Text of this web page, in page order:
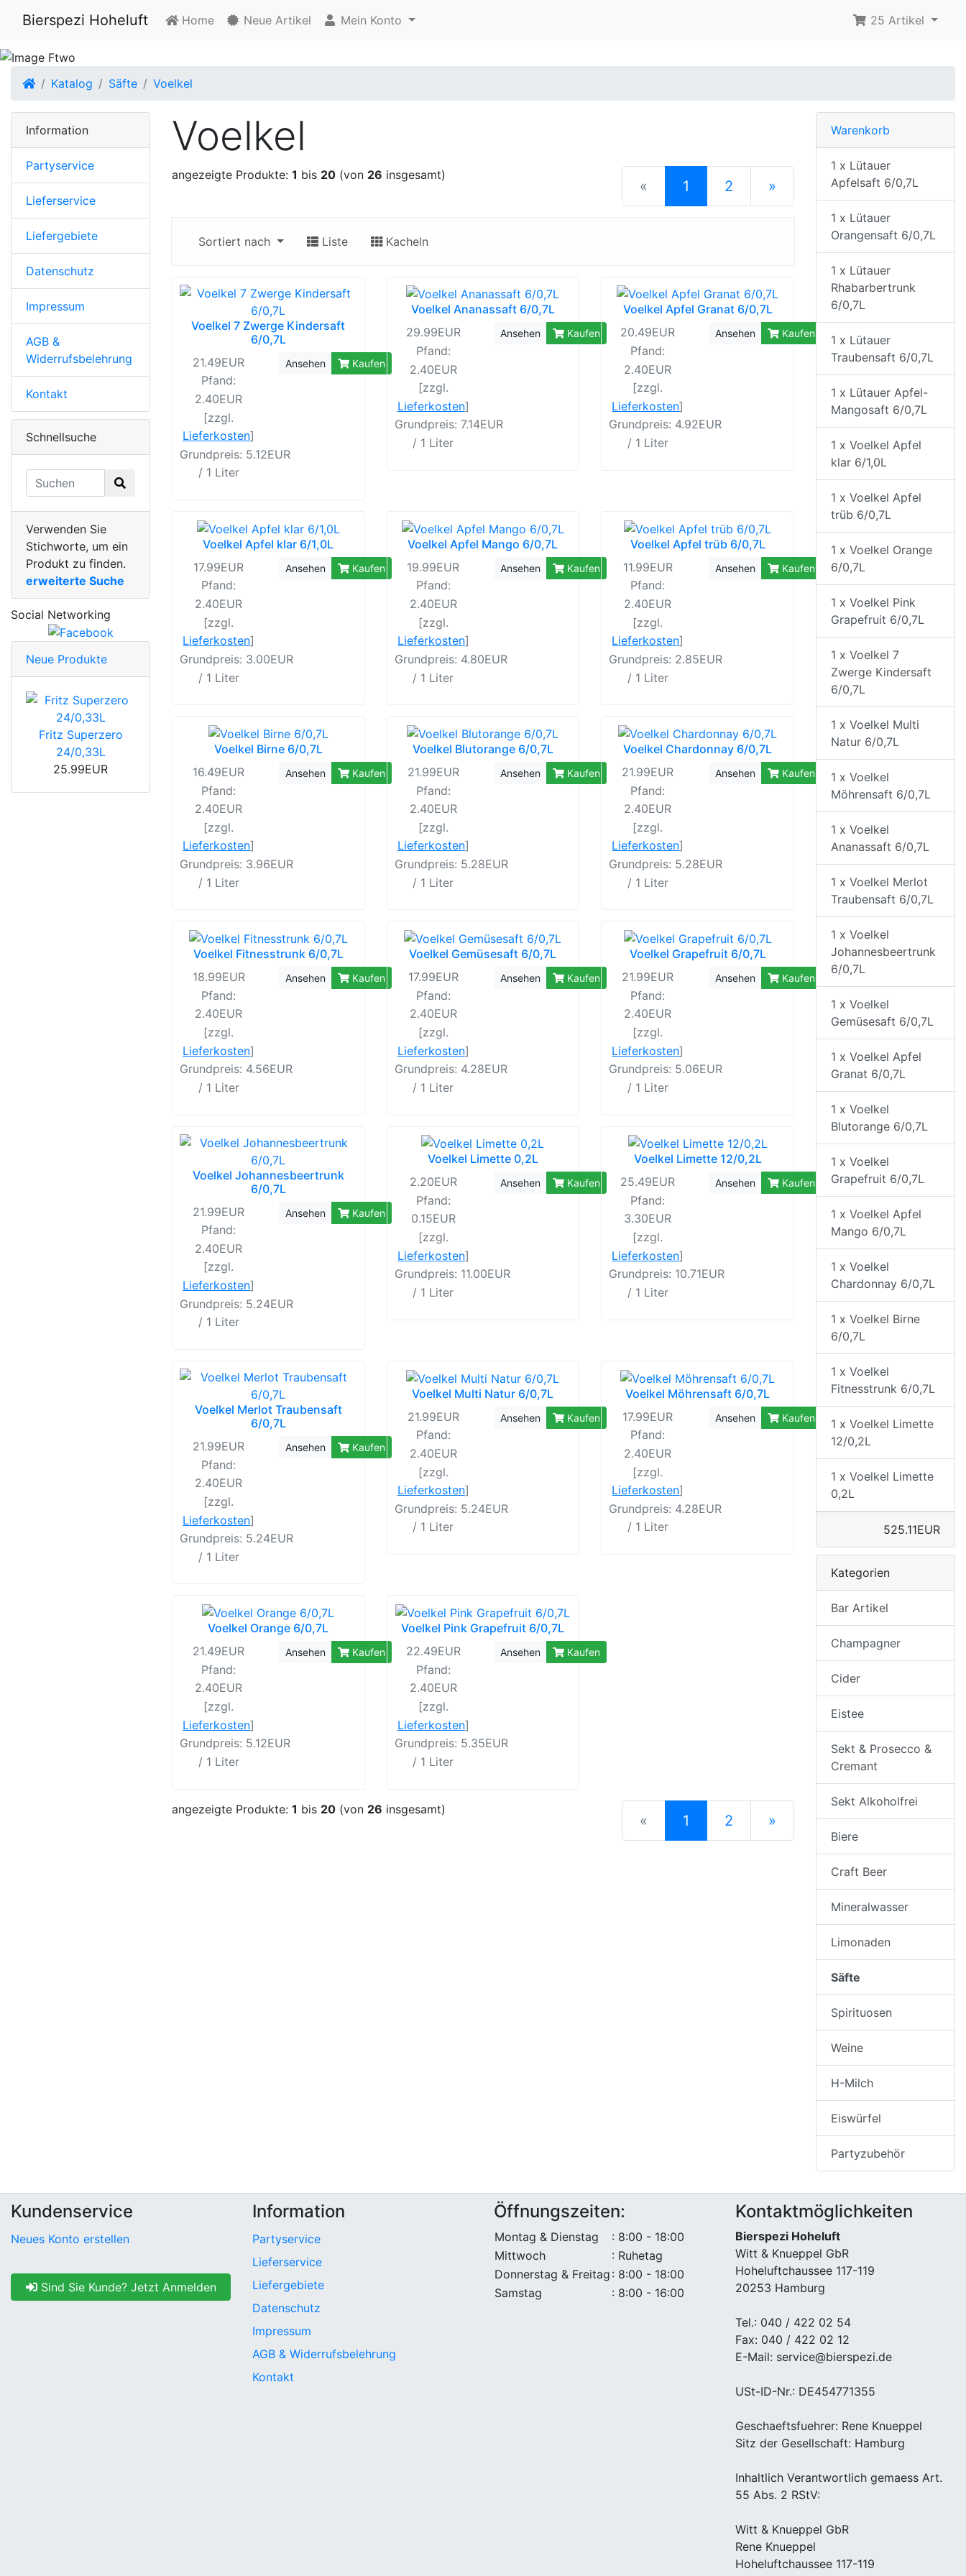
Bierspezi Hoheluft Home Neue Artikel Mein Konto 25 Artikel
Startseite
Katalog Säfte Voelkel
Voelkel
angezeigte Produkte: 1 bis 20 (von 26 insgesamt)
« 1 (current)
2 »
Sortiert nach
Liste Kacheln
Voelkel 7 Zwerge Kindersaft
6/0,7L
21.49EUR
Pfand:
2.40EUR
[zzgl.
Lieferkosten]
Grundpreis: 5.12EUR
/ 1 Liter
Ansehen Kaufen
Voelkel Ananassaft 6/0,7L
29.99EUR
Pfand:
2.40EUR
[zzgl.
Lieferkosten]
Grundpreis: 7.14EUR
/ 1 Liter
Ansehen Kaufen
Voelkel Apfel Granat 6/0,7L
20.49EUR
Pfand:
2.40EUR
[zzgl.
Lieferkosten]
Grundpreis: 4.92EUR
/ 1 Liter
Ansehen Kaufen
Voelkel Apfel klar 6/1,0L
17.99EUR
Pfand:
2.40EUR
[zzgl.
Lieferkosten]
Grundpreis: 3.00EUR
/ 1 Liter
Ansehen Kaufen
Voelkel Apfel Mango 6/0,7L
19.99EUR
Pfand:
2.40EUR
[zzgl.
Lieferkosten]
Grundpreis: 4.80EUR
/ 1 Liter
Ansehen Kaufen
Voelkel Apfel trüb 6/0,7L
11.99EUR
Pfand:
2.40EUR
[zzgl.
Lieferkosten]
Grundpreis: 2.85EUR
/ 1 Liter
Ansehen Kaufen
Voelkel Birne 6/0,7L
16.49EUR
Pfand:
2.40EUR
[zzgl.
Lieferkosten]
Grundpreis: 3.96EUR
/ 1 Liter
Ansehen Kaufen
Voelkel Blutorange 6/0,7L
21.99EUR
Pfand:
2.40EUR
[zzgl.
Lieferkosten]
Grundpreis: 5.28EUR
/ 1 Liter
Ansehen Kaufen
Voelkel Chardonnay 6/0,7L
21.99EUR
Pfand:
2.40EUR
[zzgl.
Lieferkosten]
Grundpreis: 5.28EUR
/ 1 Liter
Ansehen Kaufen
Voelkel Fitnesstrunk 6/0,7L
18.99EUR
Pfand:
2.40EUR
[zzgl.
Lieferkosten]
Grundpreis: 4.56EUR
/ 1 Liter
Ansehen Kaufen
Voelkel Gemüsesaft 6/0,7L
17.99EUR
Pfand:
2.40EUR
[zzgl.
Lieferkosten]
Grundpreis: 4.28EUR
/ 1 Liter
Ansehen Kaufen
Voelkel Grapefruit 6/0,7L
21.99EUR
Pfand:
2.40EUR
[zzgl.
Lieferkosten]
Grundpreis: 5.06EUR
/ 1 Liter
Ansehen Kaufen
Voelkel Johannesbeertrunk
6/0,7L
21.99EUR
Pfand:
2.40EUR
[zzgl.
Lieferkosten]
Grundpreis: 5.24EUR
/ 1 Liter
Ansehen Kaufen
Voelkel Limette 0,2L
2.20EUR
Pfand:
0.15EUR
[zzgl.
Lieferkosten]
Grundpreis: 11.00EUR
/ 1 Liter
Ansehen Kaufen
Voelkel Limette 12/0,2L
25.49EUR
Pfand:
3.30EUR
[zzgl.
Lieferkosten]
Grundpreis: 10.71EUR
/ 1 Liter
Ansehen Kaufen
Voelkel Merlot Traubensaft
6/0,7L
21.99EUR
Pfand:
2.40EUR
[zzgl.
Lieferkosten]
Grundpreis: 5.24EUR
/ 1 Liter
Ansehen Kaufen
Voelkel Multi Natur 6/0,7L
21.99EUR
Pfand:
2.40EUR
[zzgl.
Lieferkosten]
Grundpreis: 5.24EUR
/ 1 Liter
Ansehen Kaufen
Voelkel Möhrensaft 6/0,7L
17.99EUR
Pfand:
2.40EUR
[zzgl.
Lieferkosten]
Grundpreis: 4.28EUR
/ 1 Liter
Ansehen Kaufen
Voelkel Orange 6/0,7L
21.49EUR
Pfand:
2.40EUR
[zzgl.
Lieferkosten]
Grundpreis: 5.12EUR
/ 1 Liter
Ansehen Kaufen
Voelkel Pink Grapefruit 6/0,7L
22.49EUR
Pfand:
2.40EUR
[zzgl.
Lieferkosten]
Grundpreis: 5.35EUR
/ 1 Liter
Ansehen Kaufen
angezeigte Produkte: 1 bis 20 (von 26 insgesamt)
« 1 (current)
2 »
Information
Partyservice
Lieferservice
Liefergebiete
Datenschutz
Impressum
AGB &
Widerrufsbelehrung
Kontakt
Schnellsuche
Verwenden Sie
Stichworte, um ein
Produkt zu finden.
erweiterte Suche
Social Networking
Neue Produkte
Fritz Superzero
24/0,33L
25.99EUR
Warenkorb
1 x Lütauer
Apfelsaft 6/0,7L
1 x Lütauer
Orangensaft 6/0,7L
1 x Lütauer
Rhabarbertrunk
6/0,7L
1 x Lütauer
Traubensaft 6/0,7L
1 x Lütauer Apfel-
Mangosaft 6/0,7L
1 x Voelkel Apfel
klar 6/1,0L
1 x Voelkel Apfel
trüb 6/0,7L
1 x Voelkel Orange
6/0,7L
1 x Voelkel Pink
Grapefruit 6/0,7L
1 x Voelkel 7
Zwerge Kindersaft
6/0,7L
1 x Voelkel Multi
Natur 6/0,7L
1 x Voelkel
Möhrensaft 6/0,7L
1 x Voelkel
Ananassaft 6/0,7L
1 x Voelkel Merlot
Traubensaft 6/0,7L
1 x Voelkel
Johannesbeertrunk
6/0,7L
1 x Voelkel
Gemüsesaft 6/0,7L
1 x Voelkel Apfel
Granat 6/0,7L
1 x Voelkel
Blutorange 6/0,7L
1 x Voelkel
Grapefruit 6/0,7L
1 x Voelkel Apfel
Mango 6/0,7L
1 x Voelkel
Chardonnay 6/0,7L
1 x Voelkel Birne
6/0,7L
1 x Voelkel
Fitnesstrunk 6/0,7L
1 x Voelkel Limette
12/0,2L
1 x Voelkel Limette
0,2L
525.11EUR
Kategorien
Bar Artikel
Champagner
Cider
Eistee
Sekt & Prosecco &
Cremant
Sekt Alkoholfrei
Biere
Craft Beer
Mineralwasser
Limonaden
Säfte
Spirituosen
Weine
H-Milch
Eiswürfel
Partyzubehör
Kundenservice
Neues Konto erstellen
Sind Sie Kunde? Jetzt Anmelden
Information
Partyservice
Lieferservice
Liefergebiete
Datenschutz
Impressum
AGB & Widerrufsbelehrung
Kontakt
Öffnungszeiten:
Montag & Dienstag
: 8:00 - 18:00
Mittwoch
: Ruhetag
Donnerstag & Freitag : 8:00 - 18:00
Samstag
: 8:00 - 16:00
Kontaktmöglichkeiten
Bierspezi Hoheluft
Witt & Knueppel GbR
Hoheluftchaussee 117-119
20253 Hamburg
Tel.: 040 / 422 02 54
Fax: 040 / 422 02 12
E-Mail: service@bierspezi.de
USt-ID-Nr.: DE454771355
Geschaeftsfuehrer: Rene Knueppel
Sitz der Gesellschaft: Hamburg
Inhaltlich Verantwortlich gemaess Art.
55 Abs. 2 RStV:
Witt & Knueppel GbR
Rene Knueppel
Hoheluftchaussee 117-119